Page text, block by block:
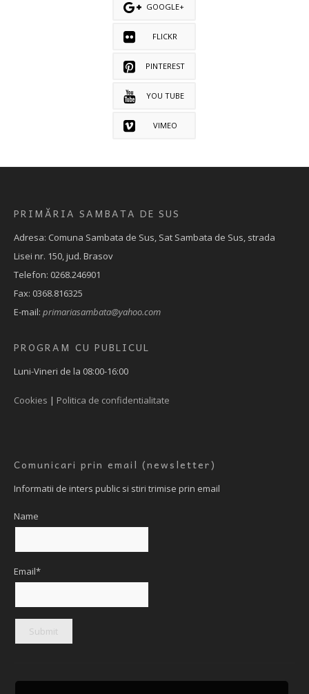
GOOGLE+
FLICKR
PINTEREST
YOU TUBE
VIMEO
PRIMĂRIA SAMBATA DE SUS
Adresa: Comuna Sambata de Sus, Sat Sambata de Sus, strada
Lisei nr. 150, jud. Brasov
Telefon: 0268.246901
Fax: 0368.816325
E-mail: primariasambata@yahoo.com
PROGRAM CU PUBLICUL
Luni-Vineri de la 08:00-16:00
Cookies | Politica de confidentialitate
Comunicari prin email (newsletter)
Informatii de inters public si stiri trimise prin email
Name
Email*